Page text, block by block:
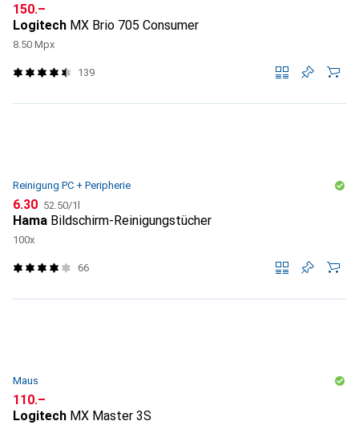
CHF
150.–
Logitech MX Brio 705 Consumer
8.50 Mpx
139
Reinigung PC + Peripherie
CHF
6.30 CHF
52.50/1l
Hama Bildschirm-Reinigungstücher
100x
66
Maus
CHF
110.–
Logitech MX Master 3S